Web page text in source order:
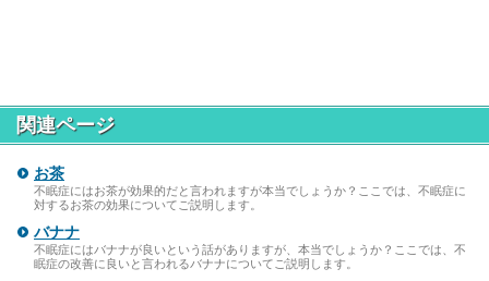
関連ページ
お茶
不眠症にはお茶が効果的だと言われますが本当でしょうか？ここでは、不眠症に
対するお茶の効果についてご説明します。
バナナ
不眠症にはバナナが良いという話がありますが、本当でしょうか？ここでは、不
眠症の改善に良いと言われるバナナについてご説明します。